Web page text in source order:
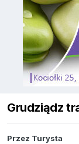
Grudziądz
Przez Turysta